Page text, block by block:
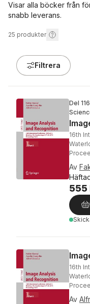
Visar alla böcker från
snabb leverans.
25 produkter
Filtrera
Del
16th
Av
555
16th
Av